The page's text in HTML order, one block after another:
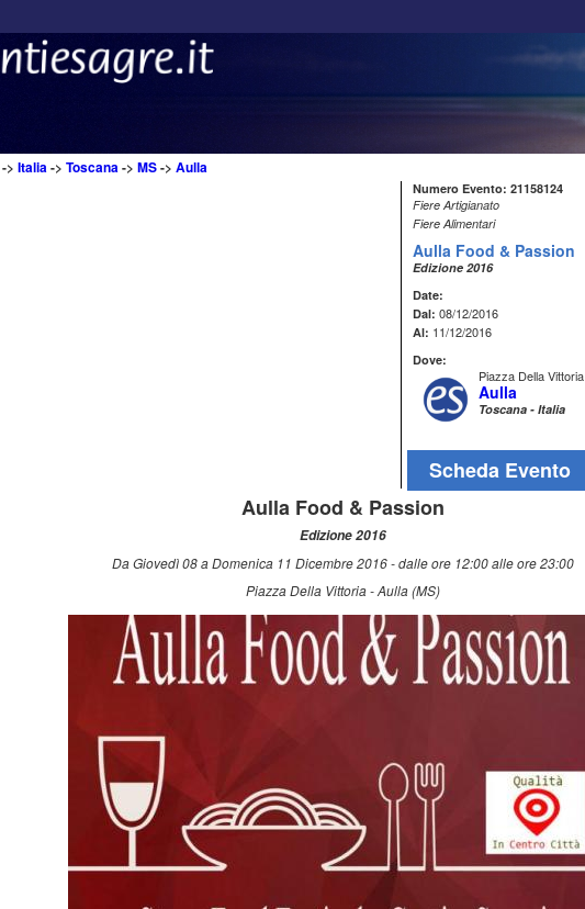
-> Italia-> Toscana-> MS-> Aulla
Numero Evento: 21158124
Fiere Artigianato
Fiere Alimentari
Aulla Food & Passion
Edizione 2016
Date:
Dal: 08/12/2016
Al: 11/12/2016
Dove:
Piazza Della Vittoria
Aulla
Toscana - Italia
Scheda Evento
Aulla Food & Passion
Edizione 2016
Da Giovedì 08 a Domenica 11 Dicembre 2016 - dalle ore 12:00 alle ore 23:00
Piazza Della Vittoria - Aulla (MS)